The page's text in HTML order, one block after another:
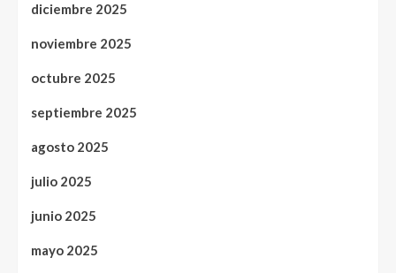
diciembre 2025
noviembre 2025
octubre 2025
septiembre 2025
agosto 2025
julio 2025
junio 2025
mayo 2025